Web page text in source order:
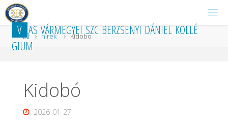
Ugrás
tartalomhoz
V AS VÁRMEGYEI SZC BERZSENYI DÁNIEL KOLLÉ
GIUM
Kezdőlap
hírek Kidobó
Kidobó
2026-01-27